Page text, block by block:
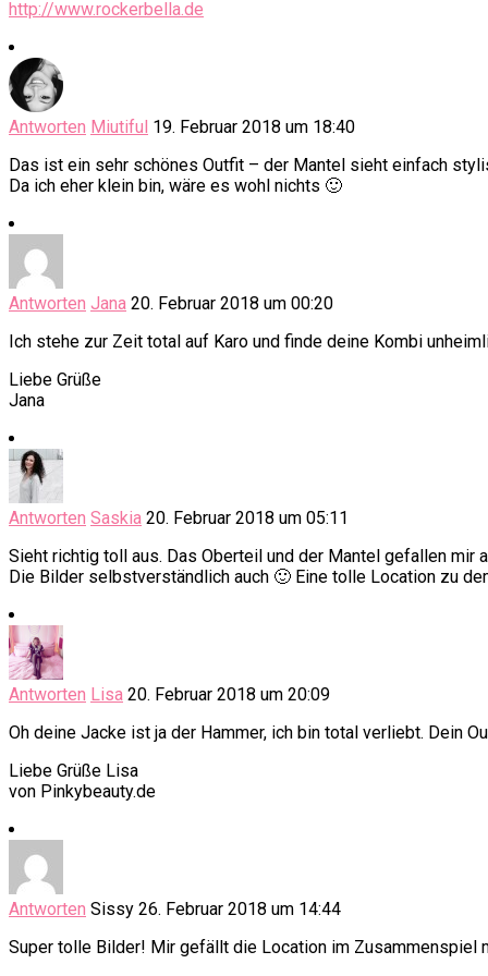
http://www.rockerbella.de
Antworten Miutiful 19. Februar 2018 um 18:40
Das ist ein sehr schönes Outfit – der Mantel sieht einfach
Da ich eher klein bin, wäre es wohl nichts 🙂
Antworten Jana 20. Februar 2018 um 00:20
Ich stehe zur Zeit total auf Karo und finde deine Kombi
Liebe Grüße
Jana
Antworten Saskia 20. Februar 2018 um 05:11
Sieht richtig toll aus. Das Oberteil und der Mantel gefallen mir
Die Bilder selbstverständlich auch 🙂 Eine tolle Location zu
Antworten Lisa 20. Februar 2018 um 20:09
Oh deine Jacke ist ja der Hammer, ich bin total verliebt. Dein
Liebe Grüße Lisa
von Pinkybeauty.de
Antworten Sissy 26. Februar 2018 um 14:44
Super tolle Bilder! Mir gefällt die Location im Zusammenspiel